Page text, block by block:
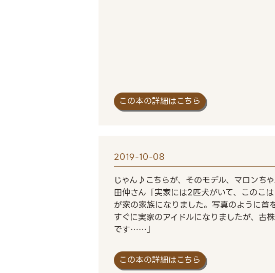
この本の詳細はこちら
2019-10-08
じゃん♪こちらが、そのモデル、マロンち
田仲さん「実家には2匹犬がいて、このこ
が家の家族になりました。写真のように首
すぐに実家のアイドルになりましたが、古
です……」
この本の詳細はこちら